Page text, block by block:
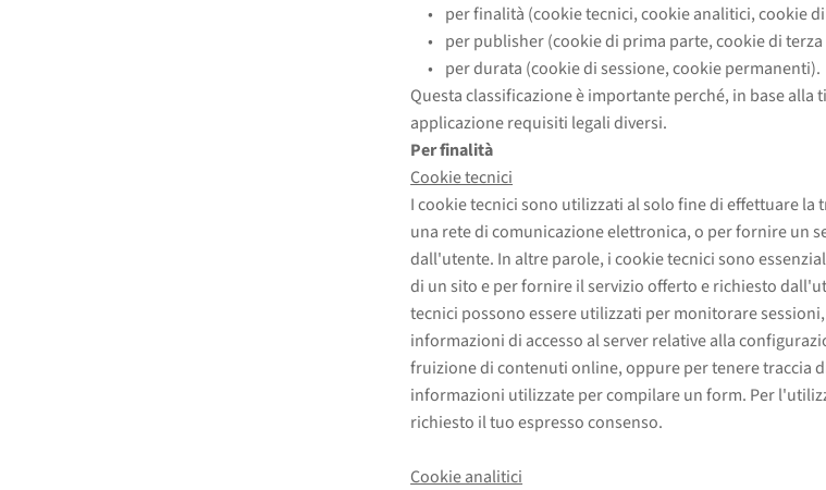
per finalità (cookie tecnici, cookie analitici, cookie
per publisher (cookie di prima parte, cookie di
per durata (cookie di sessione, cookie permanenti).
Questa classificazione è importante perché, in base
applicazione requisiti legali diversi.
Per finalità
Cookie tecnici
I cookie tecnici sono utilizzati al solo fine di effettuare la
una rete di comunicazione elettronica, o per fornire un
dall'utente. In altre parole, i cookie tecnici sono
di un sito e per fornire il servizio offerto e richiesto
tecnici possono essere utilizzati per monitorare
informazioni di accesso al server relative alla
fruizione di contenuti online, oppure per tenere traccia
informazioni utilizzate per compilare un form. Per
richiesto il tuo espresso consenso.
Cookie analitici